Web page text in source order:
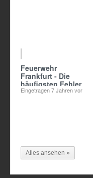
Feuerwehr
Frankfurt - Die
häufigsten Fehler
im Vorbeugenden
Eingetragen7 Jahren vor
Alles ansehen »